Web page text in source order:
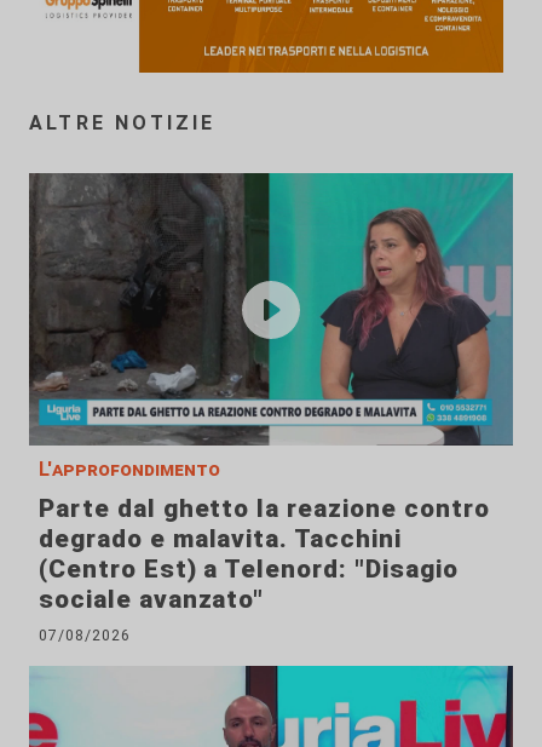
ALTRE NOTIZIE
L'approfondimento
Parte dal ghetto la reazione contro
degrado e malavita. Tacchini
(Centro Est) a Telenord: "Disagio
sociale avanzato"
07/08/2026